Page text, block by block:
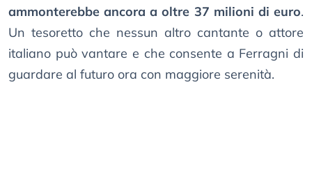
ammonterebbe ancora a oltre 37 milioni di euro.
Un tesoretto che nessun altro cantante o attore
italiano può vantare e che consente a Ferragni di
guardare al futuro ora con maggiore serenità.